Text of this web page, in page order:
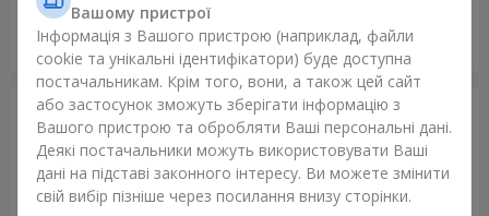
Timely delivery and the items were of good quality. Keep up
your good work :)
Владимир 22.08.2017
5
Ребята!!! Я снова Вас благодарю! Вы сегодня доставили
радость и улыбки маленькой Принцессе и ее маме!!!
Спасибо большое!!! ВСЕ КЛАССНО!
Вашому пристрої
Інформація з Вашого пристрою (наприклад, файли
cookie та унікальні ідентифікатори) буде доступна
постачальникам. Крім того, вони, а також цей сайт
або застосунок зможуть зберігати інформацію з
Вашого пристрою та обробляти Ваші персональні дані.
Деякі постачальники можуть використовувати Ваші
дані на підставі законного інтересу. Ви можете змінити
свій вибір пізніше через посилання внизу сторінки.